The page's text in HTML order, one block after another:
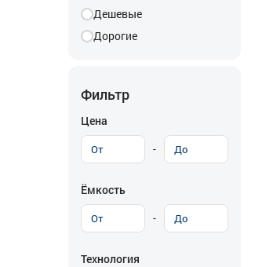
Дешевые
Дорогие
Фильтр
Цена
-
Ёмкость
-
Технология